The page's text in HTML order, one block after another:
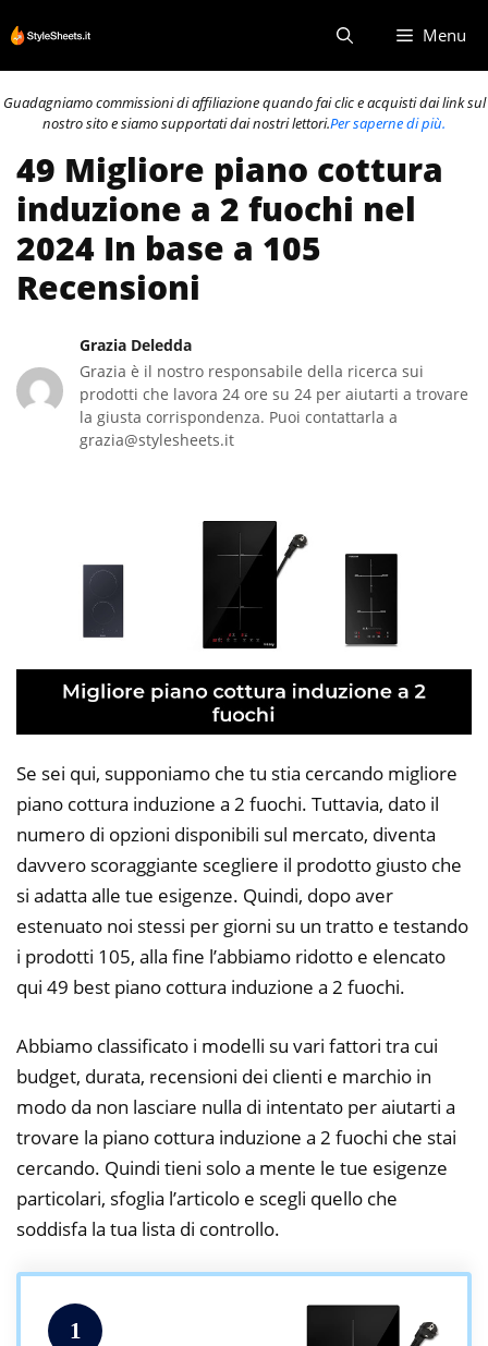
al
contenuto
Menu
Guadagniamo commissioni di affiliazione quando fai clic e acquisti dai link sul
nostro sito e siamo supportati dai nostri lettori.Per saperne di più.
49 Migliore piano cottura
induzione a 2 fuochi nel
2024 In base a 105
Recensioni
Grazia Deledda
Grazia è il nostro responsabile della ricerca sui
prodotti che lavora 24 ore su 24 per aiutarti a trovare
la giusta corrispondenza. Puoi contattarla a
grazia@stylesheets.it
Se sei qui, supponiamo che tu stia cercando migliore
piano cottura induzione a 2 fuochi. Tuttavia, dato il
numero di opzioni disponibili sul mercato, diventa
davvero scoraggiante scegliere il prodotto giusto che
si adatta alle tue esigenze. Quindi, dopo aver
estenuato noi stessi per giorni su un tratto e testando
i prodotti 105, alla fine l’abbiamo ridotto e elencato
qui 49 best piano cottura induzione a 2 fuochi.
Abbiamo classificato i modelli su vari fattori tra cui
budget, durata, recensioni dei clienti e marchio in
modo da non lasciare nulla di intentato per aiutarti a
trovare la piano cottura induzione a 2 fuochi che stai
cercando. Quindi tieni solo a mente le tue esigenze
particolari, sfoglia l’articolo e scegli quello che
soddisfa la tua lista di controllo.
1